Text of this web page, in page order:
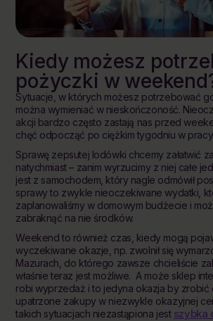
Kiedy możesz
pożyczki w
Sytuacje, w których możesz potrzebować
można wymieniać w nieskończoność.
akcji bardzo często zastają nas przed
chęć odpocząć po ciężkim tygodniu w pracy.
Sprawę zepsutej lodówki chcemy załatwić
natychmiast – zanim wyrzucimy z niej całe
jest z samochodem, który nagle odmówił
sprawy to zwykle nieoczekiwane wydatki,
zaplanowaliśmy w domowym budżecie i
zabraknąć na nie środków.
Weekend to również czas, kiedy mogą
wyczekiwane okazje, np. zwolnił się
Mazurach, do którego zawsze chcieliście
właśnie teraz jest możliwe. A może sklep
robi wyprzedaż i to jedyna okazja by zrobić
upatrzone zakupy w niezwykle okazyjnej
takich sytuacjach niezastąpiona jest szybka